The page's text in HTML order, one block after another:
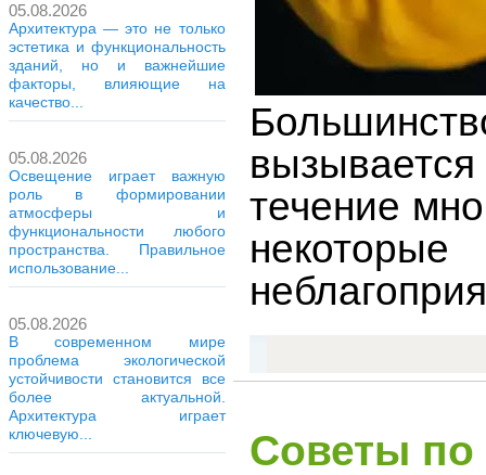
05.08.2026
Архитектура — это не только
эстетика и функциональность
зданий, но и важнейшие
факторы, влияющие на
качество...
05.08.2026
Освещение играет важную
роль в формировании
атмосферы и
функциональности любого
пространства. Правильное
использование...
05.08.2026
В современном мире
проблема экологической
устойчивости становится все
более актуальной.
Архитектура играет
ключевую...
течение
Советы по